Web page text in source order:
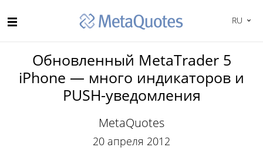
RU
Обновленный MetaTrader 5
iPhone — много индикаторов и
PUSH-уведомления
MetaQuotes
20 апреля 2012